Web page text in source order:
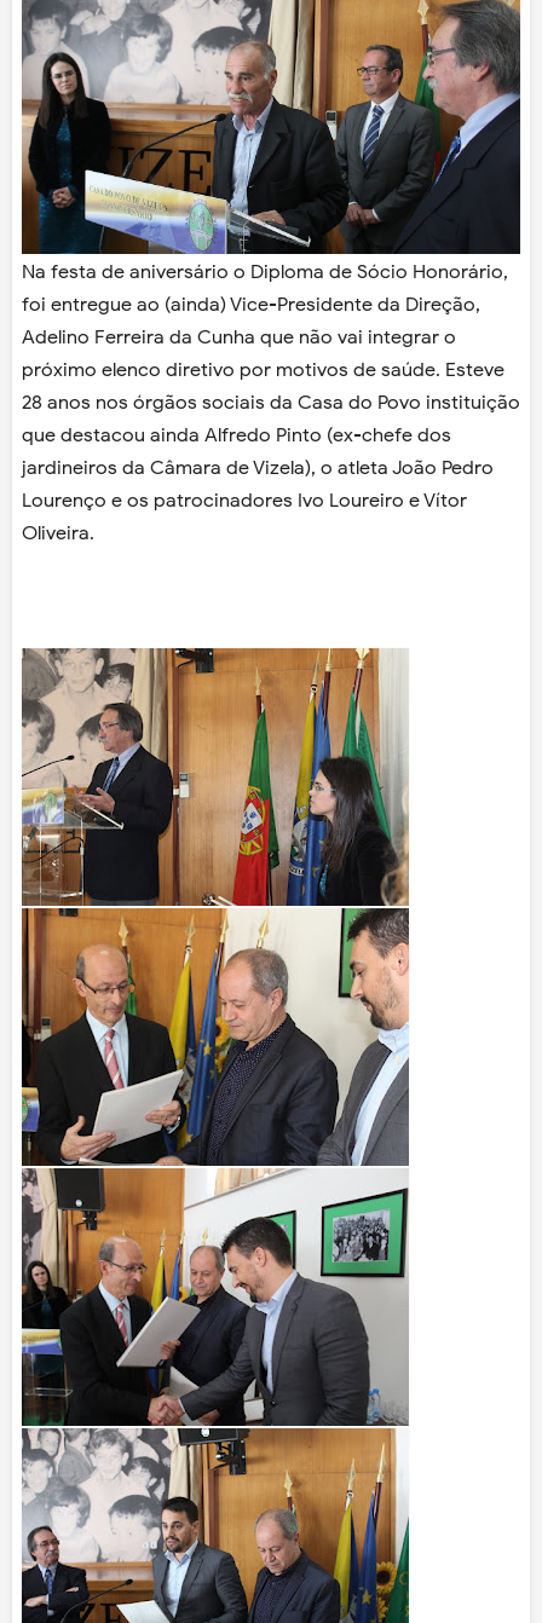
Na festa de aniversário o Diploma de Sócio Honorário,
foi entregue ao (ainda) Vice-Presidente da Direção,
Adelino Ferreira da Cunha que não vai integrar o
próximo elenco diretivo por motivos de saúde. Esteve
28 anos nos órgãos sociais da Casa do Povo instituição
que destacou ainda Alfredo Pinto (ex-chefe dos
jardineiros da Câmara de Vizela), o atleta João Pedro
Lourenço e os patrocinadores Ivo Loureiro e Vítor
Oliveira.